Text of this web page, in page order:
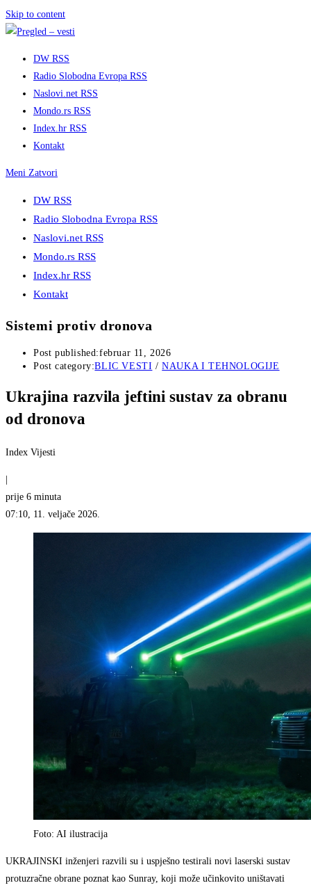
Skip to content
DW RSS
Radio Slobodna Evropa RSS
Naslovi.net RSS
Mondo.rs RSS
Index.hr RSS
Kontakt
Meni Zatvori
DW RSS
Radio Slobodna Evropa RSS
Naslovi.net RSS
Mondo.rs RSS
Index.hr RSS
Kontakt
Sistemi protiv dronova
Post published:februar 11, 2026
Post category:BLIC VESTI / NAUKA I TEHNOLOGIJE
Ukrajina razvila jeftini sustav za obranu
od dronova
Index Vijesti
prije 6 minuta
07:10, 11. veljače 2026.
Foto: AI ilustracija
UKRAJINSKI inženjeri razvili su i uspješno testirali novi laserski sustav
protuzračne obrane poznat kao Sunray, koji može učinkovito uništavati